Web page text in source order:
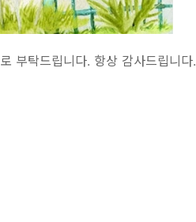
로 부탁드립니다. 항상 감사드립니다.